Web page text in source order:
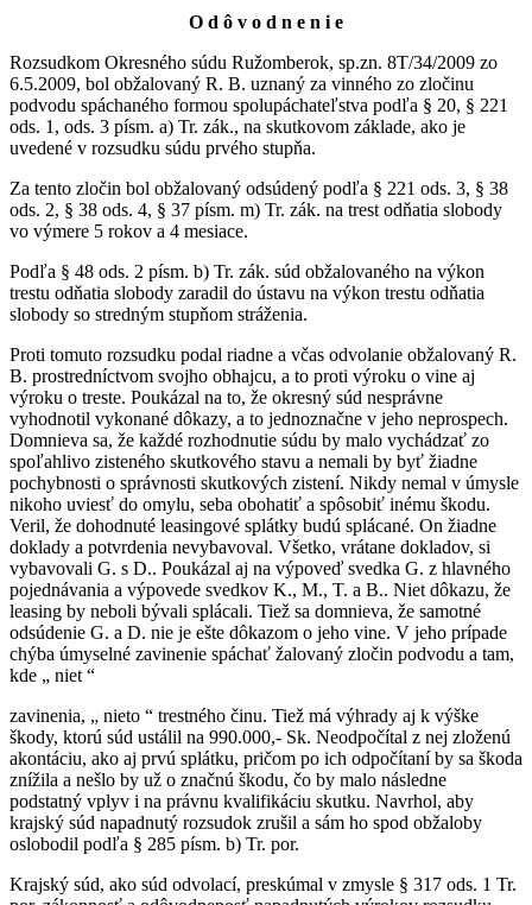
O d ô v o d n e n i e
Rozsudkom Okresného súdu Ružomberok, sp.zn. 8T/34/2009 zo
6.5.2009, bol obžalovaný R. B. uznaný za vinného zo zločinu
podvodu spáchaného formou spolupáchateľstva podľa § 20, § 221
ods. 1, ods. 3 písm. a) Tr. zák., na skutkovom základe, ako je
uvedené v rozsudku súdu prvého stupňa.
Za tento zločin bol obžalovaný odsúdený podľa § 221 ods. 3, § 38
ods. 2, § 38 ods. 4, § 37 písm. m) Tr. zák. na trest odňatia slobody
vo výmere 5 rokov a 4 mesiace.
Podľa § 48 ods. 2 písm. b) Tr. zák. súd obžalovaného na výkon
trestu odňatia slobody zaradil do ústavu na výkon trestu odňatia
slobody so stredným stupňom stráženia.
Proti tomuto rozsudku podal riadne a včas odvolanie obžalovaný R.
B. prostredníctvom svojho obhajcu, a to proti výroku o vine aj
výroku o treste. Poukázal na to, že okresný súd nesprávne
vyhodnotil vykonané dôkazy, a to jednoznačne v jeho neprospech.
Domnieva sa, že každé rozhodnutie súdu by malo vychádzať zo
spoľahlivo zisteného skutkového stavu a nemali by byť žiadne
pochybnosti o správnosti skutkových zistení. Nikdy nemal v úmysle
nikoho uviesť do omylu, seba obohatiť a spôsobiť inému škodu.
Veril, že dohodnuté leasingové splátky budú splácané. On žiadne
doklady a potvrdenia nevybavoval. Všetko, vrátane dokladov, si
vybavovali G. s D.. Poukázal aj na výpoveď svedka G. z hlavného
pojednávania a výpovede svedkov K., M., T. a B.. Niet dôkazu, že
leasing by neboli bývali splácali. Tiež sa domnieva, že samotné
odsúdenie G. a D. nie je ešte dôkazom o jeho vine. V jeho prípade
chýba úmyselné zavinenie spáchať žalovaný zločin podvodu a tam,
kde „ niet “
zavinenia, „ nieto “ trestného činu. Tiež má výhrady aj k výške
škody, ktorú súd ustálil na 990.000,- Sk. Neodpočítal z nej zloženú
akontáciu, ako aj prvú splátku, pričom po ich odpočítaní by sa škoda
znížila a nešlo by už o značnú škodu, čo by malo následne
podstatný vplyv i na právnu kvalifikáciu skutku. Navrhol, aby
krajský súd napadnutý rozsudok zrušil a sám ho spod obžaloby
oslobodil podľa § 285 písm. b) Tr. por.
Krajský súd, ako súd odvolací, preskúmal v zmysle § 317 ods. 1 Tr.